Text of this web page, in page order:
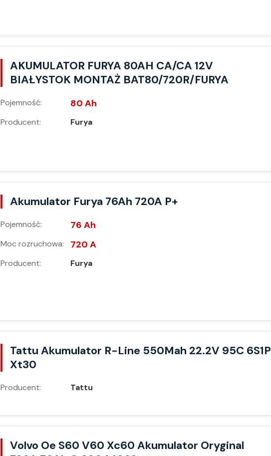
AKUMULATOR FURYA 80AH CA/CA 12V
BIAŁYSTOK MONTAŻ BAT80/720R/FURYA
Pojemność: 80 Ah
Producent: Furya
Akumulator Furya 76Ah 720A P+
Pojemność: 76 Ah
Moc rozruchowa: 720 A
Producent: Furya
Tattu Akumulator R-Line 550Mah 22.2V 95C 6S1P
Xt30
Producent: Tattu
Volvo Oe S60 V60 Xc60 Akumulator Oryginal